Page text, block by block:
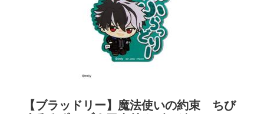
【ブラッドリー】魔法使いの約束 ちび